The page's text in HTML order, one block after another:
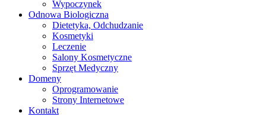
Wypoczynek
Odnowa Biologiczna
Dietetyka, Odchudzanie
Kosmetyki
Leczenie
Salony Kosmetyczne
Sprzęt Medyczny
Domeny
Oprogramowanie
Strony Internetowe
Kontakt